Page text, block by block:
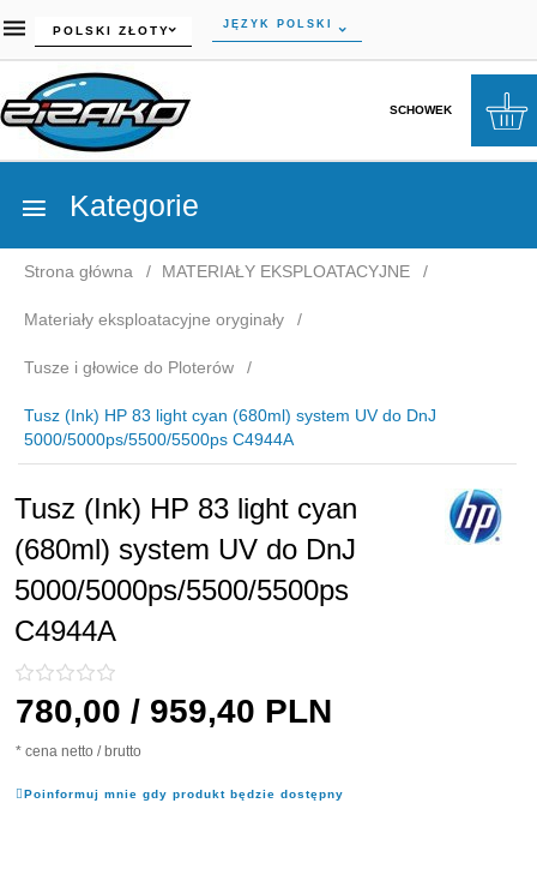
currency_h
POLSKI ZŁOTY JĘZYK POLSKI
SCHOWEK
Kategorie
Strona główna MATERIAŁY EKSPLOATACYJNE
Materiały eksploatacyjne oryginały
Tusze i głowice do Ploterów
Tusz (Ink) HP 83 light cyan (680ml) system UV do DnJ
5000/5000ps/5500/5500ps C4944A
Tusz (Ink) HP 83 light cyan
(680ml) system UV do DnJ
5000/5000ps/5500/5500ps
C4944A
780,00 / 959,40 PLN
* cena netto / brutto
Poinformuj mnie gdy produkt będzie dostępny